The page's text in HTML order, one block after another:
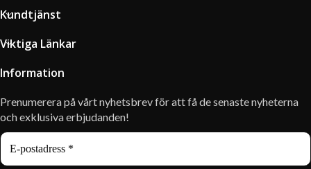
Kundtjänst
Viktiga Länkar
Information
Prenumerera på vårt nyhetsbrev för att få de senaste nyheterna
och exklusiva erbjudanden!